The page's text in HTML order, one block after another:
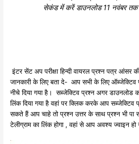
सेकंड में करें डाउनलोड 11 नवंबर तक
इंटर सेंट अप परीक्षा हिन्दी वायरल प्रश्न पत्र आंसर
जानकारी के लिए बता दे- आप सभी के लिए ऑब्जेक्टिव
नीचे दिया गया है। सब्जेक्टिव प्रश्न अगर डाउनलोड
लिंक दिया गया है वहां पर क्लिक करके आप सब्जेक्टिव
सकते हैं आप चाहे तो प्रश्न उत्तर के साथ प्रश्न भी पा
टेलीग्राम का लिंक होगा , वहां से आप अवश्य ज्वाइन हो